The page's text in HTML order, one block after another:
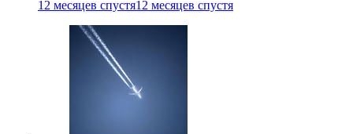
12 месяцев спустя12 месяцев спустя